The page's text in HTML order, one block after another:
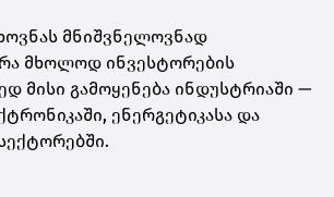
მნიშვნელოვნად
მხოლოდ ინვესტორების
მისი გამოყენება ინდუსტრიაში —
ენერგეტიკასა და